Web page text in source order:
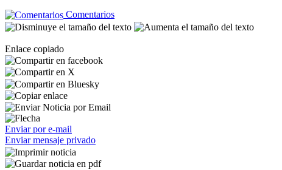
Comentarios
Enlace copiado
Enviar por e-mail
Enviar mensaje privado